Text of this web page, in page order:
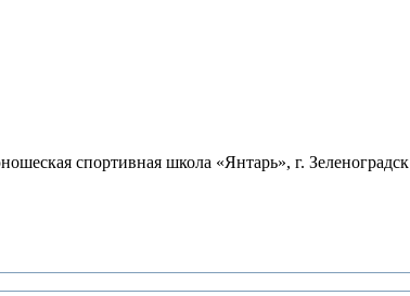
спортивная школа «Янтарь», г. Зеленоградск